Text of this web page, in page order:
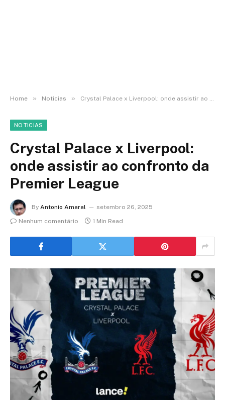
Home » Noticias » Crystal Palace x Liverpool: onde assistir ao confronto da Premier League
NOTICIAS
Crystal Palace x Liverpool:
onde assistir ao confronto da
Premier League
By Antonio Amaral
setembro 26, 2025
Nenhum comentário
1 Min Read